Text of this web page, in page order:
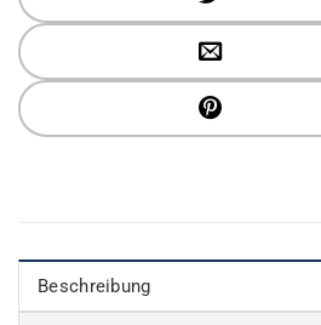
Beschreibung